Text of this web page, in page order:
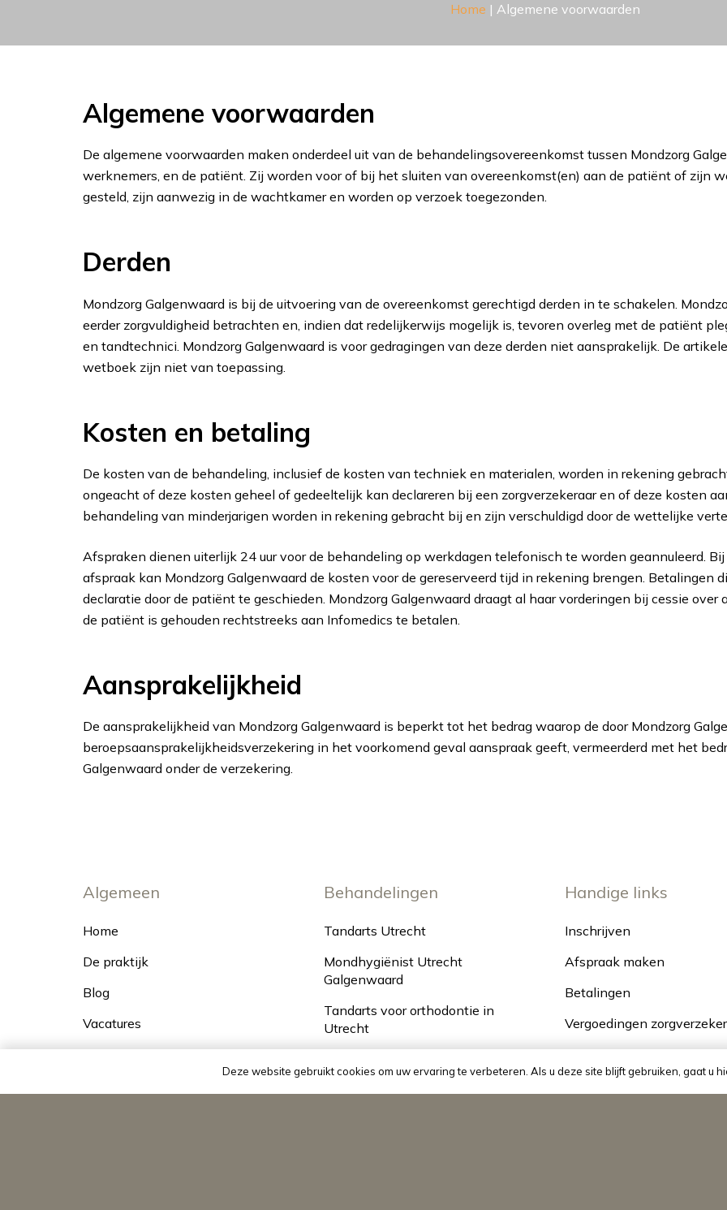
Home | Algemene voorwaarden
Algemene voorwaarden
De algemene voorwaarden maken onderdeel uit van de behandelingsovereenkomst tussen Mondzorg
werknemers, en de patiënt. Zij worden voor of bij het sluiten van overeenkomst(en) aan de patiënt of zijn
gesteld, zijn aanwezig in de wachtkamer en worden op verzoek toegezonden.
Derden
Mondzorg Galgenwaard is bij de uitvoering van de overeenkomst gerechtigd derden in te schakelen.
eerder zorgvuldigheid betrachten en, indien dat redelijkerwijs mogelijk is, tevoren overleg met de patiënt
en tandtechnici. Mondzorg Galgenwaard is voor gedragingen van deze derden niet aansprakelijk. De
wetboek zijn niet van toepassing.
Kosten en betaling
De kosten van de behandeling, inclusief de kosten van techniek en materialen, worden in rekening
ongeacht of deze kosten geheel of gedeeltelijk kan declareren bij een zorgverzekeraar en of deze kosten
behandeling van minderjarigen worden in rekening gebracht bij en zijn verschuldigd door de wettelijke
Afspraken dienen uiterlijk 24 uur voor de behandeling op werkdagen telefonisch te worden geannuleerd.
afspraak kan Mondzorg Galgenwaard de kosten voor de gereserveerd tijd in rekening brengen. Betalingen
declaratie door de patiënt te geschieden. Mondzorg Galgenwaard draagt al haar vorderingen bij cessie over
de patiënt is gehouden rechtstreeks aan Infomedics te betalen.
Aansprakelijkheid
De aansprakelijkheid van Mondzorg Galgenwaard is beperkt tot het bedrag waarop de door Mondzorg
beroepsaansprakelijkheidsverzekering in het voorkomend geval aanspraak geeft, vermeerderd met het
Galgenwaard onder de verzekering.
Algemeen
Home
De praktijk
Blog
Vacatures
Contact
Behandelingen
Tandarts Utrecht
Mondhygiënist Utrecht
Galgenwaard
Tandarts voor orthodontie in
Utrecht
Handige links
Inschrijven
Afspraak maken
Betalingen
Vergoedingen
Klachtenregeling
Deze website gebruikt cookies om uw ervaring te verbeteren. Als u deze site blijft gebruiken, gaat u